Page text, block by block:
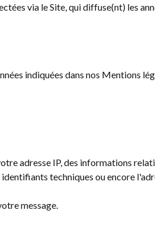
via le Site, qui diffuse(nt) les
indiquées dans nos Mentions
adresse IP, des informations
techniques ou encore
message.